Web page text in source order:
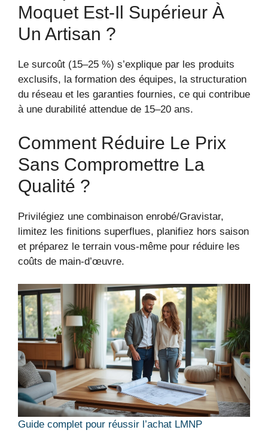
Moquet Est-Il Supérieur À
Un Artisan ?
Le surcoût (15–25 %) s’explique par les produits
exclusifs, la formation des équipes, la structuration
du réseau et les garanties fournies, ce qui contribue
à une durabilité attendue de 15–20 ans.
Comment Réduire Le Prix
Sans Compromettre La
Qualité ?
Privilégiez une combinaison enrobé/Gravistar,
limitez les finitions superflues, planifiez hors saison
et préparez le terrain vous-même pour réduire les
coûts de main-d’œuvre.
Guide complet pour réussir l’achat LMNP